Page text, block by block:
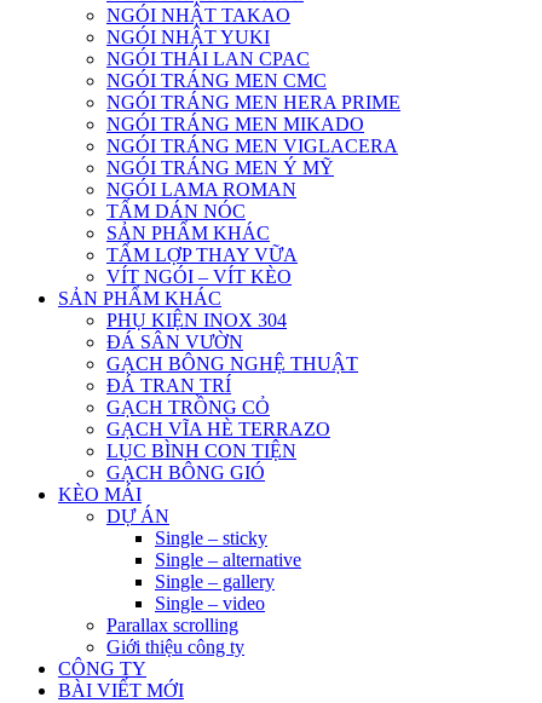
NGÓI NHẬT TAKAO
NGÓI NHẬT YUKI
NGÓI THÁI LAN CPAC
NGÓI TRÁNG MEN CMC
NGÓI TRÁNG MEN HERA PRIME
NGÓI TRÁNG MEN MIKADO
NGÓI TRÁNG MEN VIGLACERA
NGÓI TRÁNG MEN Ý MỸ
NGÓI LAMA ROMAN
TẤM DÁN NÓC
SẢN PHẨM KHÁC
TẤM LỢP THAY VỮA
VÍT NGÓI – VÍT KÈO
SẢN PHẨM KHÁC
PHỤ KIỆN INOX 304
ĐÁ SÂN VƯỜN
GẠCH BÔNG NGHỆ THUẬT
ĐÁ TRAN TRÍ
GẠCH TRỒNG CỎ
GẠCH VĨA HÈ TERRAZO
LỤC BÌNH CON TIỆN
GẠCH BÔNG GIÓ
KÈO MÁI
DỰ ÁN
Single – sticky
Single – alternative
Single – gallery
Single – video
Parallax scrolling
Giới thiệu công ty
CÔNG TY
BÀI VIẾT MỚI